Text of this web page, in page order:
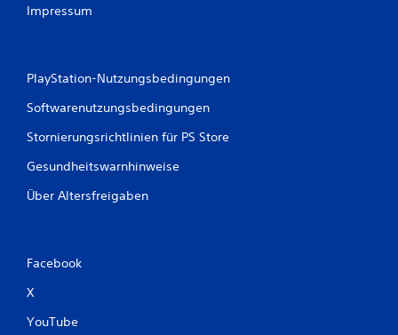
Impressum
PlayStation-Nutzungsbedingungen
Softwarenutzungsbedingungen
Stornierungsrichtlinien für PS Store
Gesundheitswarnhinweise
Über Altersfreigaben
Facebook
X
YouTube